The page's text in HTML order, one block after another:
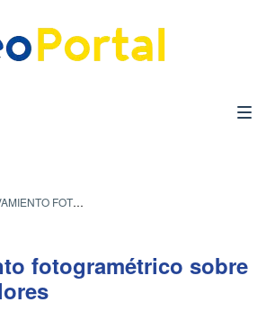
SOBRE LA ISLA DE FLORES
fotogramétrico sobre